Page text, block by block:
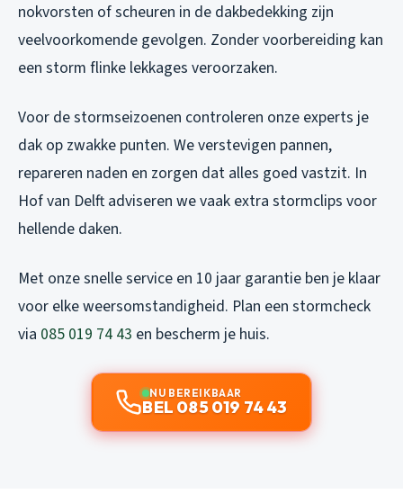
nokvorsten of scheuren in de dakbedekking zijn
veelvoorkomende gevolgen. Zonder voorbereiding kan
een storm flinke lekkages veroorzaken.
Voor de stormseizoenen controleren onze experts je
dak op zwakke punten. We verstevigen pannen,
repareren naden en zorgen dat alles goed vastzit. In
Hof van Delft adviseren we vaak extra stormclips voor
hellende daken.
Met onze snelle service en 10 jaar garantie ben je klaar
voor elke weersomstandigheid. Plan een stormcheck
via 085 019 74 43 en bescherm je huis.
NU BEREIKBAAR
BEL 085 019 74 43